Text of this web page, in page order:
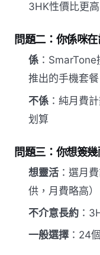
3HK性價比更高
問題二：你係咪
係 ：
推出的手機套餐
不係 ：純月費
划算
問題三：你想簽
想靈活 ：選月
供，月費略高）
不介意長約 ：
一般選擇 ：24